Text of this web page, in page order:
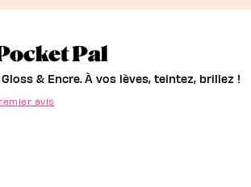
PalDuo Lèvres
Gloss & Encre. À vos lèves, teintez, brillez !
avis